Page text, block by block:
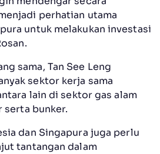
perhatian utama
untuk melakukan investasi
sama, Tan See Leng
sektor kerja sama
lain di sektor gas alam
serta bunker.
dan Singapura juga perlu
tantangan dalam